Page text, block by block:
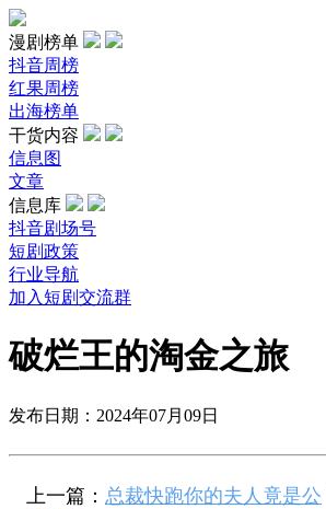
漫剧榜单
抖音周榜
红果周榜
出海榜单
干货内容
信息图
文章
信息库
抖音剧场号
短剧政策
行业导航
加入短剧交流群
破烂王的淘金之旅
发布日期：2024年07月09日
上一篇： 总裁快跑你的夫人竟是公